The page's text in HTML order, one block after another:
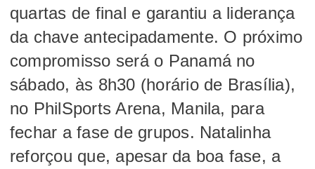
quartas de final e garantiu a liderança
da chave antecipadamente. O próximo
compromisso será o Panamá no
sábado, às 8h30 (horário de Brasília),
no PhilSports Arena, Manila, para
fechar a fase de grupos. Natalinha
reforçou que, apesar da boa fase, a